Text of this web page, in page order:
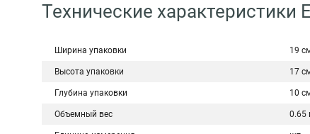
Технические характеристики
Ширина упаковки 19
Высота упаковки 17
Глубина упаковки 10
Объемный вес 0.65